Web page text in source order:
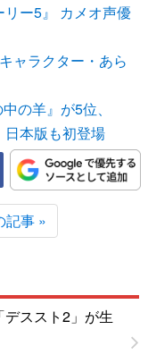
ー5』 カメオ声優
ャラクター・あら
の羊』が5位、
日本版も初登場
記事 »
ススト2」が生